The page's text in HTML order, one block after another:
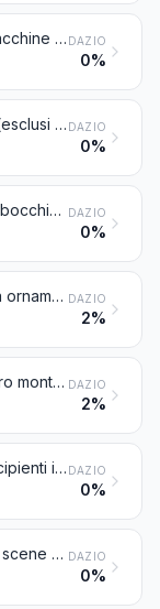
Nastri inchiostratori per macchine da scrivere e nastri inchiostratori simili, inchiostrati o altrimenti preparati per lasciare impronte, anche montati su bobine o in cartucce; cuscinetti per timbri, anche impregnati, con o senza scatola DAZIO
0%
Accendini ed accenditori (esclusi gli accenditori della voce 3603), anche meccanici od elettrici, e loro parti diverse dalle pietrine focaie e dagli stoppini DAZIO
0%
Pipe (comprese le teste), bocchini da sigari e da sigarette, e loro parti DAZIO
0%
Pettini da toletta, pettini da ornamento, fermagli per capelli ed oggetti simili; spille per capelli (forcine); ferma-ricci, ondulatori, bigodini ed oggetti simili per l'acconciatura dei capelli, diversi da quelli della voce 8516, e loro parti DAZIO
2%
Spruzzatori da toeletta, loro montature e teste di montature; piumini da cipria o per l'applicazione di altri cosmetici o prodotti da toeletta DAZIO
2%
Bottiglie isolanti ed altri recipienti isotermici montati, il cui isolamento è assicurato mediante il vuoto; loro parti escluse le parti interne di vetro DAZIO
0%
Manichini e simili; automi e scene animate per mostre DAZIO
0%